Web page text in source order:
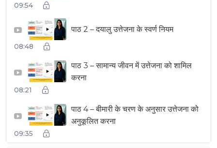
09:54
▶ पाठ 2 – दयालु उत्तेजना के स्वर्ण नियम
08:48
▶
पाठ 3 – सामान्य जीवन में उत्तेजना को शामिल
करना
08:21
▶
पाठ 4 – बीमारी के चरण के अनुसार उत्तेजना को
अनुकूलित करना
09:35